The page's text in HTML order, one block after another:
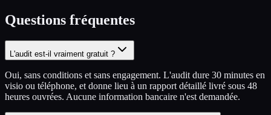
Questions fréquentes
L'audit est-il vraiment gratuit ?
Oui, sans conditions et sans engagement. L'audit dure 30 minutes en
visio ou téléphone, et donne lieu à un rapport détaillé livré sous 48
heures ouvrées. Aucune information bancaire n'est demandée.